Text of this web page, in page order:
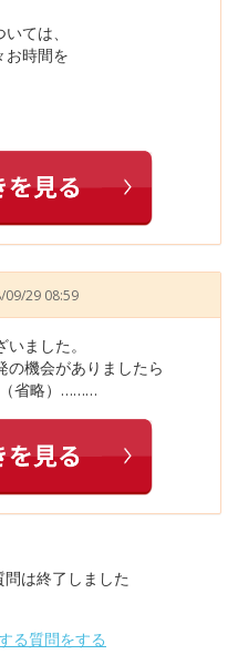
ては、
お時間を
09/29 08:59
ました。
の機会がありましたら
省略）………
は終了しました
る質問をする